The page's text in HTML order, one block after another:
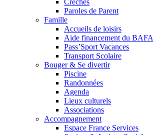
Crèches
Paroles de Parent
Famille
Accueils de loisirs
Aide financement du BAFA
Pass’Sport Vacances
Transport Scolaire
Bouger & Se divertir
Piscine
Randonnées
Agenda
Lieux culturels
Associations
Accompagnement
Espace France Services